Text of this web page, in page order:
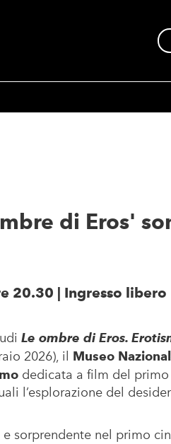
di Eros'
20.30 | Ingresso libero
Le ombre di Eros.
2026), il Museo
dedicata a film del
l’esplorazione del
sorprendente nel primo